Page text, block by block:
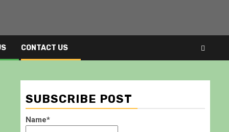
CONTACT US
SUBSCRIBE POST
Name*